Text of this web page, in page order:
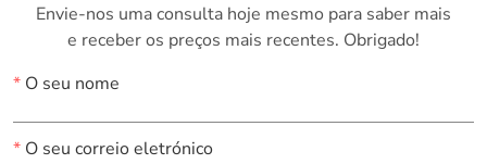
Envie-nos uma consulta hoje mesmo para saber mais
e receber os preços mais recentes. Obrigado!
*O seu nome
*O seu correio eletrónico